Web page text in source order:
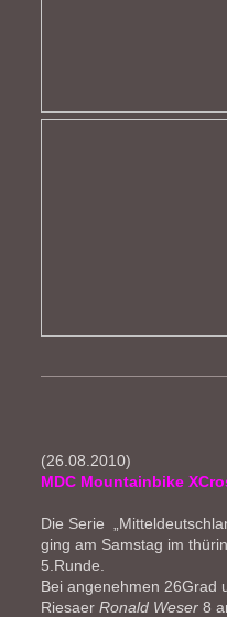
(26.08.2010)
MDC Mountainbike
Die Serie
ging am Samstag im
5.Runde.
Bei angenehmen 26Grad
RiesaerRonald Weser 8